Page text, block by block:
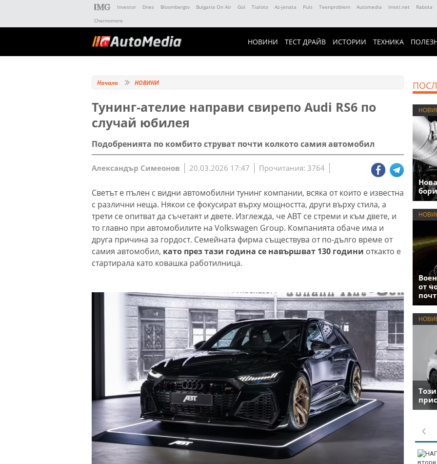
Investor Dnes Bloombergtv Bulgaria On Air Gol Tialoto Az-jenata Puls Teenproblem Automedia Imoti.net Rabota
Chernomore
НОВИНИ ТЕСТ ДРАЙВ ИСТОРИИ ТЕХНИКА
Начало НОВИНИ
Тунинг-ателие направи свирепо Audi RS6 по
случай юбилея
Подобренията по комбито струват почти колкото самия автомобил
Александър Симеонов 20.03.2026 17:47 Прочитания: 3764
Светът е пълен с видни автомобилни тунинг компании, всяка от които е известна
с различни неща. Някои се фокусират върху мощността, други върху стила, а
трети се опитват да съчетаят и двете. Изглежда, че ABT се стреми и към двете, и
то главно при автомобилите на Volkswagen Group. Компанията обаче има и
друга причина за гордост. Семейната фирма съществува от по-дълго време от
самия автомобил, като през тази година се навършват 130 години откакто е
стартирала като ковашка работилница.
от